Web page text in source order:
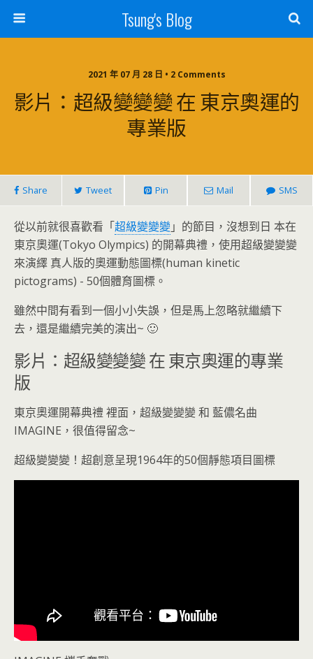
Tsung's Blog
2021 年 07 月 28 日 • 2 Comments
影片：超級變變變 在 東京奧運的
專業版
Share Tweet Pin Mail SMS
從以前就很喜歡看「超級變變變 」的節目，沒想到日 本在
東京奧運(Tokyo Olympics) 的開幕典禮，使用超級變變變
來演繹 真人版的奧運動態圖標(human kinetic
pictograms) - 50個體育圖標。
雖然中間有看到一個小小失誤，但是馬上忽略就繼續下
去，還是繼續完美的演出~ 🙂
影片：超級變變變 在 東京奧運的專業
版
東京奧運開幕典禮 裡面，超級變變變 和 藍儂名曲
IMAGINE，很值得留念~
超級變變變！超創意呈現1964年的50個靜態項目圖標